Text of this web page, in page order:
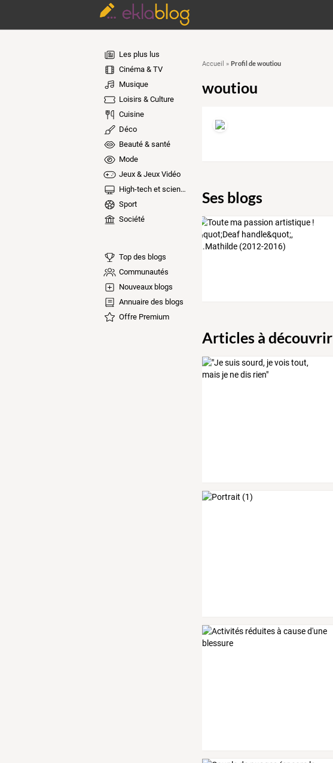
Les plus lus
Cinéma & TV
Musique
Loisirs & Culture
Cuisine
Déco
Beauté & santé
Mode
Jeux & Jeux Vidéo
High-tech et sciences
Sport
Société
Top des blogs
Communautés
Nouveaux blogs
Annuaire des blogs
Offre Premium
Accueil » Profil de woutiou
woutiou
Ses blogs
Articles à découvrir